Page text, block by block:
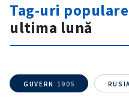
Tag-uri populare
ultima lună
GUVERN 1905